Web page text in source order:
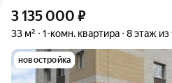
3 135 000 ₽
33 м² 1-комн. квартира 8 этаж из
новостройка